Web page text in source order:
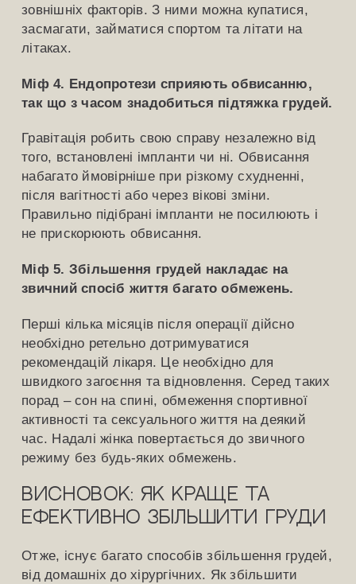
зовнішніх факторів. З ними можна купатися,
засмагати, займатися спортом та літати на
літаках.
Міф 4. Ендопротези сприяють обвисанню,
так що з часом знадобиться підтяжка грудей.
Гравітація робить свою справу незалежно від
того, встановлені імпланти чи ні. Обвисання
набагато ймовірніше при різкому схудненні,
після вагітності або через вікові зміни.
Правильно підібрані імпланти не посилюють і
не прискорюють обвисання.
Міф 5. Збільшення грудей накладає на
звичний спосіб життя багато обмежень.
Перші кілька місяців після операції дійсно
необхідно ретельно дотримуватися
рекомендацій лікаря. Це необхідно для
швидкого загоєння та відновлення. Серед таких
порад – сон на спині, обмеження спортивної
активності та сексуального життя на деякий
час. Надалі жінка повертається до звичного
режиму без будь-яких обмежень.
Висновок: як краще та
ефективно збільшити груди
Отже, існує багато способів збільшення грудей,
від домашніх до хірургічних. Як збільшити